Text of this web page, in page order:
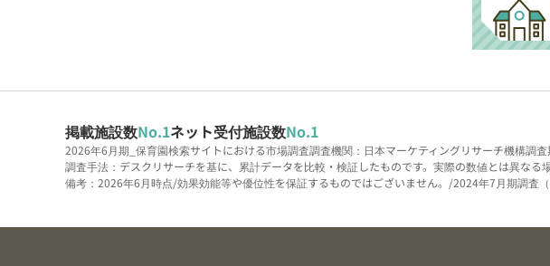
掲載施設数No.1ネット受付施設数No.1
2026年6月期_保育園検索サイトにおける市場調査調査機関：日本マーケティングリサーチ機構調
調査手法：デスクリサーチを基に、累計データを比較・検証したものです。実際の数値とは異なる
備考：2026年6月時点/効果効能等や優位性を保証するものではございません。/2024年7月期調